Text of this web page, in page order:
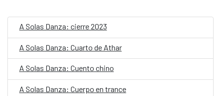
A Solas Danza: cierre 2023
A Solas Danza: Cuarto de Athar
A Solas Danza: Cuento chino
A Solas Danza: Cuerpo en trance